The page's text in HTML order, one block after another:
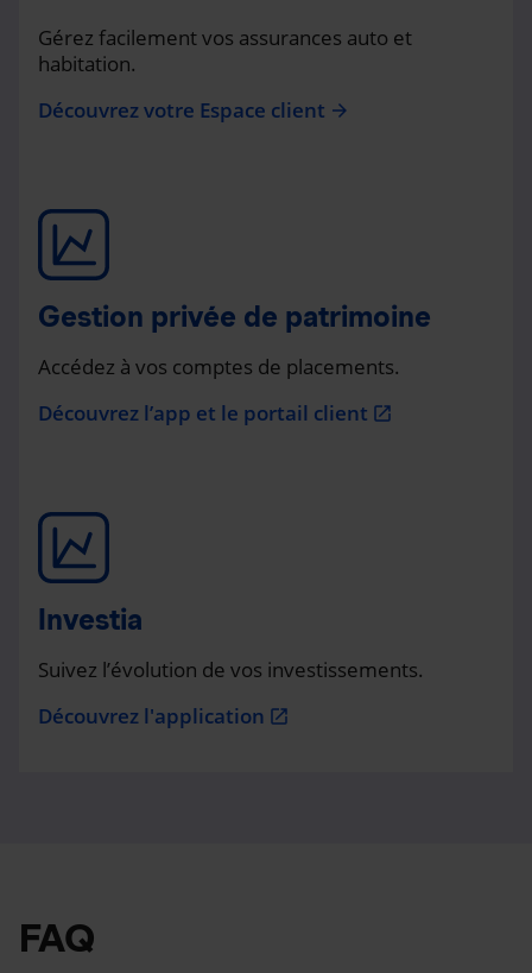
Gérez facilement vos assurances auto et
habitation.
Découvrez votre Espace client arrow_forward
Gestion privée de patrimoine
Accédez à vos comptes de placements.
Découvrez l’app et le portail client open_in_new
Investia
Suivez l’évolution de vos investissements.
Découvrez l'application open_in_new
FAQ